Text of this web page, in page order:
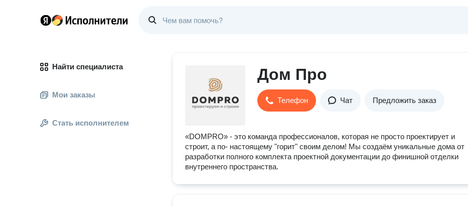
Найти специалиста
Мои заказы
Стать исполнителем
Дом Про
Телефон Чат Предложить заказ
«DOMPRO» - это команда профессионалов, которая не просто проектирует и
строит, а по- настоящему "горит" своим делом! Мы создаём уникальные дома от
разработки полного комплекта проектной документации до финишной отделки
внутреннего пространства.